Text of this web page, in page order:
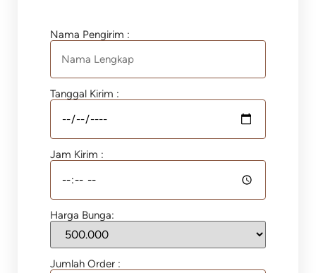
Nama Pengirim :
Tanggal Kirim :
Jam Kirim :
Harga Bunga:
Jumlah Order :